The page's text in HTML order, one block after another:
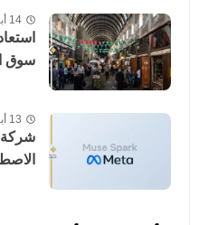
14 أبريل 2026م
سوق
13 أبريل 2026م
شركة